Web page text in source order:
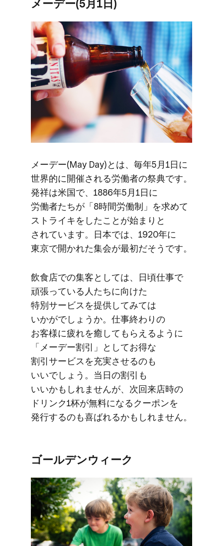
メーデー(5月1日)
メーデー(May Day)とは、​毎年​5月1日に​
世界的に​開催される​労働者の​祭典です。​
発祥は​米国で、​1886年5月1日に​
労働者たちが​「8時間労働制」を​求めて​
ストライキを​したことが​始まりと​
されています。​日本では、​1920年に​
東京で​開かれた​集会が​最初だそうです。
飲食店での​集客と​しては、​日頃仕事で​
頑張っている​人たちに​向けた​
特別サービスを​提供してみては​
いかがでしょうか。​仕事終わりの​
お客様に​疲れを​癒して​もらえるように​
「メーデー割引」と​してお得な​
割引サービスを​充実させるのも​
いいでしょう。​当日の​割引も​
いいかもしれませんが、​次回来店時の​
ドリンク1杯が​無料に​なる​クーポンを​
発行するのも​喜ばれるかもしれません。
ゴールデンウィーク